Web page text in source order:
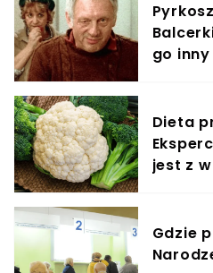
go
Dieta
jest z
Gdzie